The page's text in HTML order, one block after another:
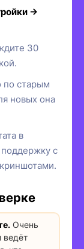
→
30
по старым
новых она
в
поддержку с
Очень
ведёт